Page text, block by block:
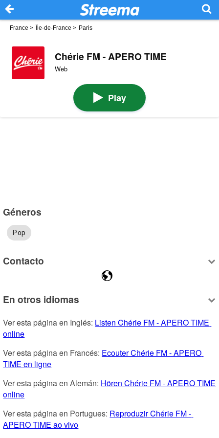
France > Île-de-France > Paris
Chérie FM - APERO TIME
Web
Play
Géneros
Pop
Contacto
En otros idiomas
Ver esta página en Inglés: Listen Chérie FM - APERO TIME
online
Ver esta página en Francés: Ecouter Chérie FM - APERO
TIME en ligne
Ver esta página en Alemán: Hören Chérie FM - APERO TIME
online
Ver esta página en Portugues: Reproduzir Chérie FM -
APERO TIME ao vivo